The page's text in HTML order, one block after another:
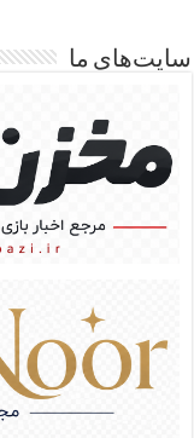
سایت‌های ما